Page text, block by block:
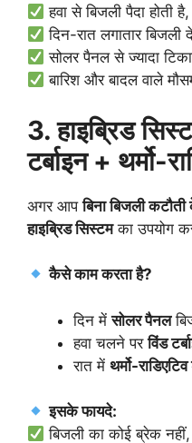
हवा से बिजली पैदा होती
दिन-रात लगातार बिजली
सोलर पैनल से ज्यादा
बारिश और बादल वाले
3. हाइब्रिड
टर्बाइन + थर्मो-
अगर आपबिना बिजली
हाइब्रिड सिस्टमका उपयोग
कैसे काम करता है?
दिन मेंसोलर पैनल
हवा चलने परविंड
रात में थर्मो-
इसके फायदे:
बिजली का कोई ब्रेक नहीं,